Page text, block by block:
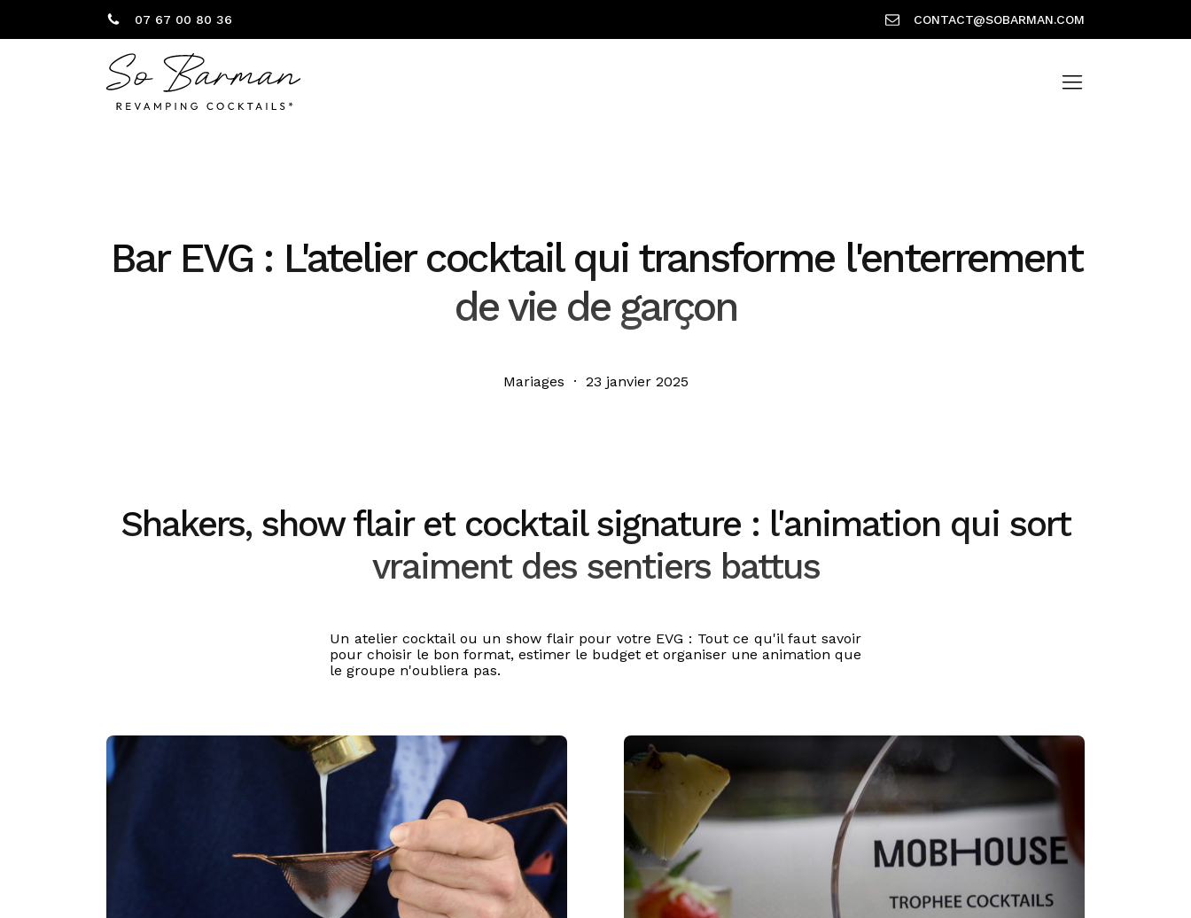
07 67 00 80 36 CONTACT@SOBARMAN.COM
Bar EVG : L'atelier cocktail qui transforme l'enterrement
de vie de garçon
Mariages · 23 janvier 2025
Shakers, show flair et cocktail signature : l'animation qui sort
vraiment des sentiers battus
Un atelier cocktail ou un show flair pour votre EVG : Tout ce qu'il faut savoir
pour choisir le bon format, estimer le budget et organiser une animation que
le groupe n'oubliera pas.